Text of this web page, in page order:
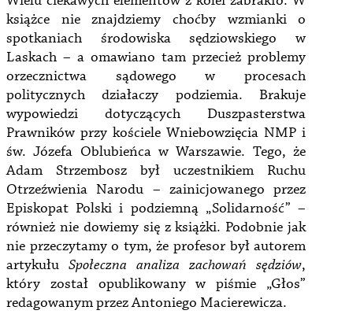
książce nie znajdziemy choćby wzmianki o
spotkaniach środowiska sędziowskiego w
Laskach – a omawiano tam przecież problemy
orzecznictwa sądowego w procesach
politycznych działaczy podziemia. Brakuje
wypowiedzi dotyczących Duszpasterstwa
Prawników przy kościele Wniebowzięcia NMP i
św. Józefa Oblubieńca w Warszawie. Tego, że
Adam Strzembosz był uczestnikiem Ruchu
Otrzeźwienia Narodu – zainicjowanego przez
Episkopat Polski i podziemną „Solidarność” –
również nie dowiemy się z książki. Podobnie jak
nie przeczytamy o tym, że profesor był autorem
artykułuSpołeczna analiza zachowań sędziów,
który został opublikowany w piśmie „Głos”
redagowanym przez Antoniego Macierewicza.